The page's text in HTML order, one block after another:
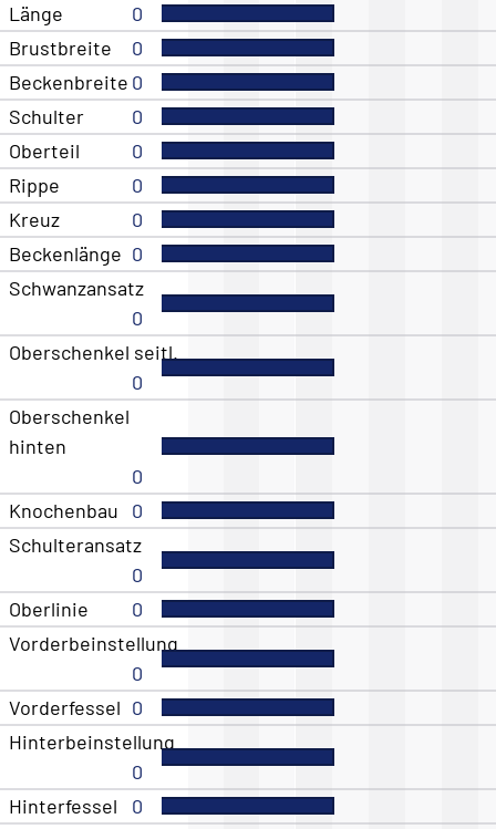
Länge
0
Brustbreite
0
Beckenbreite 0
Schulter
0
Oberteil
0
Rippe
0
Kreuz
0
Beckenlänge 0
Schwanzansatz
0
Oberschenkel seitl.
0
Oberschenkel
hinten
0
Knochenbau
0
Schulteransatz
0
Oberlinie
0
Vorderbeinstellung
0
Vorderfessel 0
Hinterbeinstellung
0
Hinterfessel
0